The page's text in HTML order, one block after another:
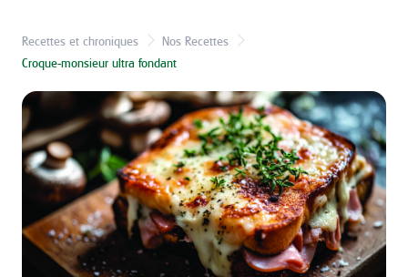
Recettes et chroniques
Nos Recettes
Croque-monsieur ultra fondant